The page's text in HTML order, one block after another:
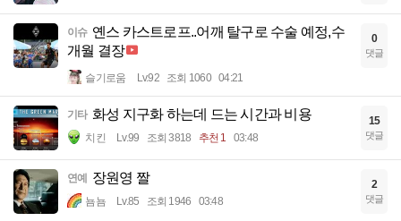
이슈 옌스 카스트로프..어깨 탈구로 수술 예정,수
개월 결장
슬기로움 Lv.92 조회 1060 04:21
0
댓글
기타 화성 지구화 하는데 드는 시간과 비용
치킨 Lv.99 조회 3818 추천 1 03:48
15
댓글
연예 장원영 짤
뇸뇸 Lv.85 조회 1946 03:48
2
댓글